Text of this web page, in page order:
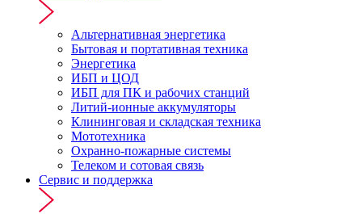
Альтернативная энергетика
Бытовая и портативная техника
Энергетика
ИБП и ЦОД
ИБП для ПК и рабочих станций
Литий-ионные аккумуляторы
Клининговая и складская техника
Мототехника
Охранно-пожарные системы
Телеком и сотовая связь
Сервис и поддержка